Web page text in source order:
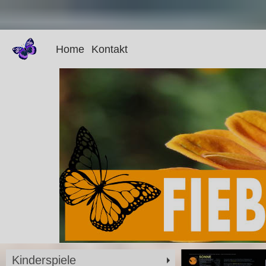
Home Kontakt
Kinderspiele Zoom